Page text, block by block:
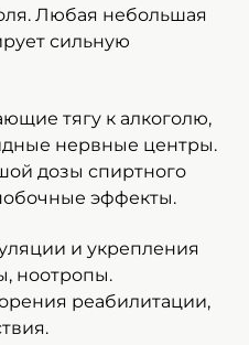
Любая небольшая
сильную
тягу к алкоголю,
нервные центры.
дозы спиртного
эффекты.
и укрепления
ноотропы.
реабилитации,